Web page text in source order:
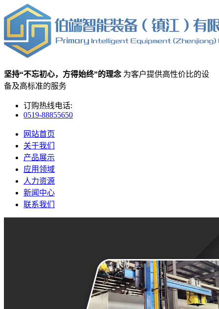
坚持“不忘初心，方得始终”的理念 为客户提供高性价比的设
备及高标准的服务
订购热线电话:
0519-88855650
网站首页
关于我们
产品展示
应用领域
人力资源
新闻中心
联系我们